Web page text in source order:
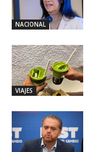
NACIONAL
VIAJES